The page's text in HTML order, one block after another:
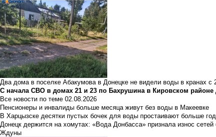
Два дома в поселке Абакумова в Донецке не видели воды в кранах с
С начала СВО в домах 21 и 23 по Бахрушина в Кировском районе
Все новости по теме 02.08.2026
Пенсионеры и инвалиды больше месяца живут без воды в Макеевке
В Харцызске десятки пустых бочек для воды простаивают больше
Донецк держится на хомутах: «Вода Донбасса» признала износ
Ждуны